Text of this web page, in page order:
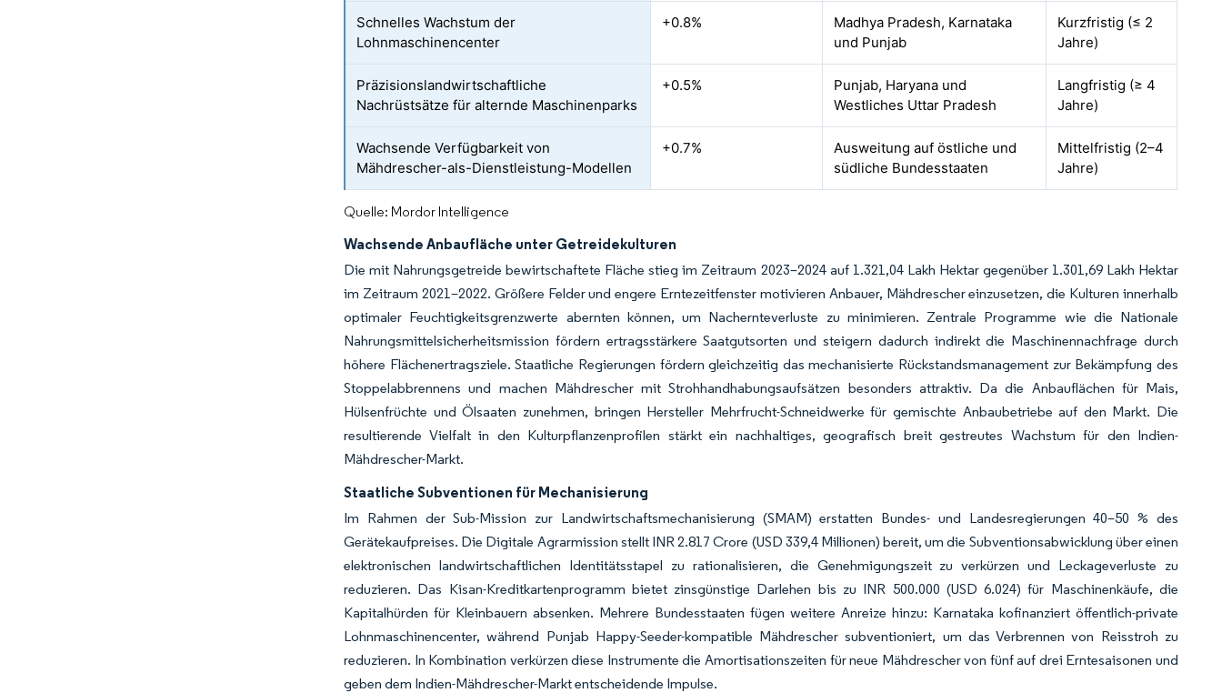
Schnelles Wachstum der
Lohnmaschinencenter
+0.8%
Madhya Pradesh, Karnataka
und Punjab
Kurzfristig (≤ 2
Jahre)
Präzisionslandwirtschaftliche
Nachrüstsätze für alternde Maschinenparks
+0.5%
Punjab, Haryana und
Westliches Uttar Pradesh
Langfristig (≥ 4
Jahre)
Wachsende Verfügbarkeit von
Mähdrescher-als-Dienstleistung-Modellen
+0.7%
Ausweitung auf östliche und
südliche Bundesstaaten
Mittelfristig (2–4
Jahre)
Quelle: Mordor Intelligence
Wachsende Anbaufläche unter Getreidekulturen
Die mit Nahrungsgetreide bewirtschaftete Fläche stieg im Zeitraum 2023–2024 auf 1.321,04 Lakh Hektar gegenüber 1.301,69 Lakh Hektar
im Zeitraum 2021–2022. Größere Felder und engere Erntezeitfenster motivieren Anbauer, Mähdrescher einzusetzen, die Kulturen innerhalb
optimaler Feuchtigkeitsgrenzwerte abernten können, um Nachernteverluste zu minimieren. Zentrale Programme wie die Nationale
Nahrungsmittelsicherheitsmission fördern ertragsstärkere Saatgutsorten und steigern dadurch indirekt die Maschinennachfrage durch
höhere Flächenertragsziele. Staatliche Regierungen fördern gleichzeitig das mechanisierte Rückstandsmanagement zur Bekämpfung des
Stoppelabbrennens und machen Mähdrescher mit Strohhandhabungsaufsätzen besonders attraktiv. Da die Anbauflächen für Mais,
Hülsenfrüchte und Ölsaaten zunehmen, bringen Hersteller Mehrfrucht-Schneidwerke für gemischte Anbaubetriebe auf den Markt. Die
resultierende Vielfalt in den Kulturpflanzenprofilen stärkt ein nachhaltiges, geografisch breit gestreutes Wachstum für den Indien-
Mähdrescher-Markt.
Staatliche Subventionen für Mechanisierung
Im Rahmen der Sub-Mission zur Landwirtschaftsmechanisierung (SMAM) erstatten Bundes- und Landesregierungen 40–50 % des
Gerätekaufpreises. Die Digitale Agrarmission stellt INR 2.817 Crore (USD 339,4 Millionen) bereit, um die Subventionsabwicklung über einen
elektronischen landwirtschaftlichen Identitätsstapel zu rationalisieren, die Genehmigungszeit zu verkürzen und Leckageverluste zu
reduzieren. Das Kisan-Kreditkartenprogramm bietet zinsgünstige Darlehen bis zu INR 500.000 (USD 6.024) für Maschinenkäufe, die
Kapitalhürden für Kleinbauern absenken. Mehrere Bundesstaaten fügen weitere Anreize hinzu: Karnataka kofinanziert öffentlich-private
Lohnmaschinencenter, während Punjab Happy-Seeder-kompatible Mähdrescher subventioniert, um das Verbrennen von Reisstroh zu
reduzieren. In Kombination verkürzen diese Instrumente die Amortisationszeiten für neue Mähdrescher von fünf auf drei Erntesaisonen und
geben dem Indien-Mähdrescher-Markt entscheidende Impulse.